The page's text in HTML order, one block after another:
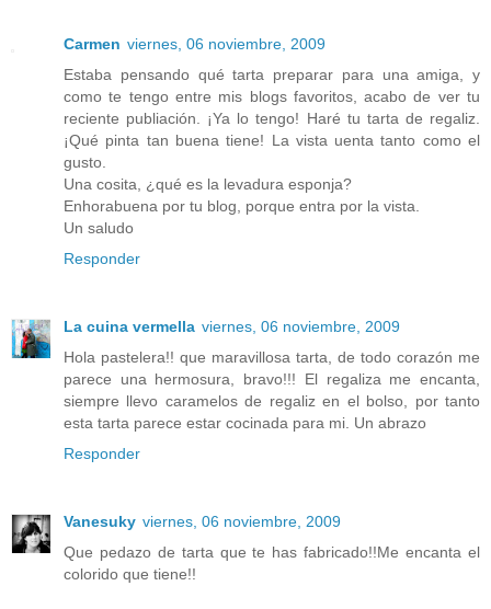
Carmen viernes, 06 noviembre, 2009
Estaba pensando qué tarta preparar para una amiga, y
como te tengo entre mis blogs favoritos, acabo de ver tu
reciente publiación. ¡Ya lo tengo! Haré tu tarta de regaliz.
¡Qué pinta tan buena tiene! La vista uenta tanto como el
gusto.
Una cosita, ¿qué es la levadura esponja?
Enhorabuena por tu blog, porque entra por la vista.
Un saludo
Responder
La cuina vermella viernes, 06 noviembre, 2009
Hola pastelera!! que maravillosa tarta, de todo corazón me
parece una hermosura, bravo!!! El regaliza me encanta,
siempre llevo caramelos de regaliz en el bolso, por tanto
esta tarta parece estar cocinada para mi. Un abrazo
Responder
Vanesuky viernes, 06 noviembre, 2009
Que pedazo de tarta que te has fabricado!!Me encanta el
colorido que tiene!!